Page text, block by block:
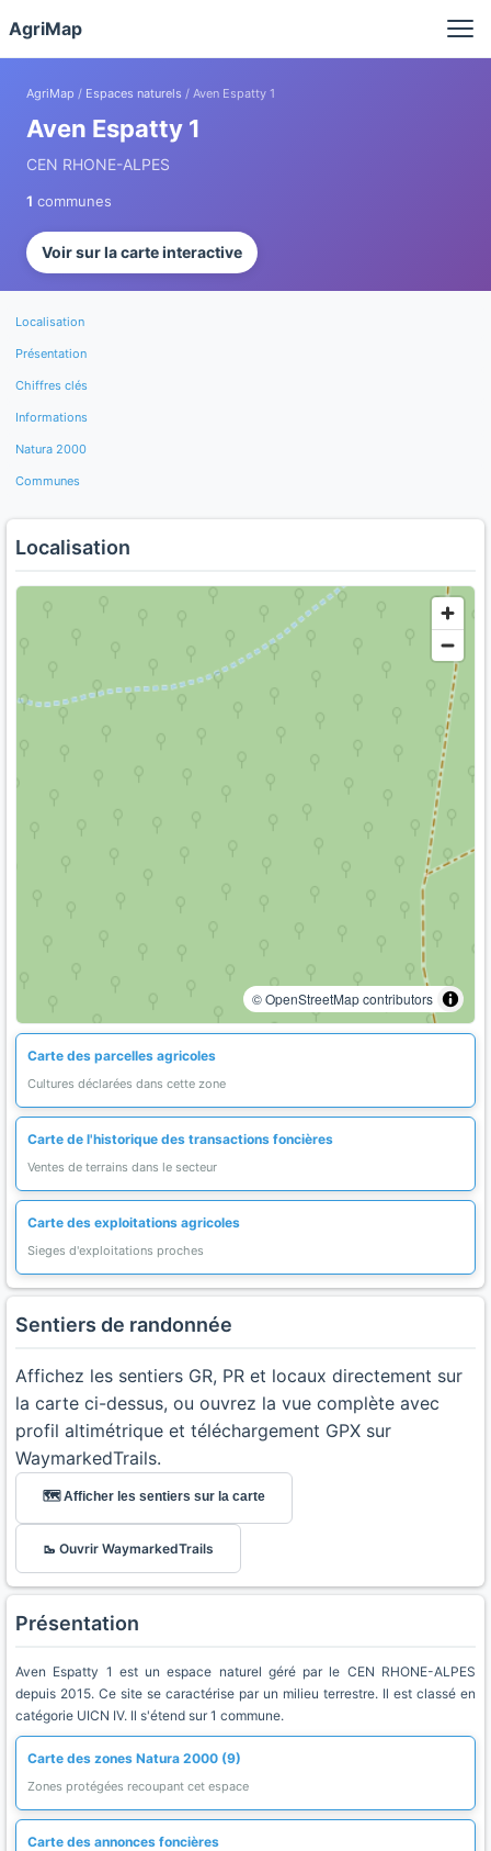
AgriMap
AgriMap / Espaces naturels / Aven Espatty 1
Aven Espatty 1
CEN RHONE-ALPES
1 communes
Voir sur la carte interactive
Localisation
Présentation
Chiffres clés
Informations
Natura 2000
Communes
Localisation
© OpenStreetMap contributors
Carte des parcelles agricoles
Cultures déclarées dans cette zone
Carte de l'historique des transactions foncières
Ventes de terrains dans le secteur
Carte des exploitations agricoles
Sieges d'exploitations proches
Sentiers de randonnée
Affichez les sentiers GR, PR et locaux directement sur
la carte ci-dessus, ou ouvrez la vue complète avec
profil altimétrique et téléchargement GPX sur
WaymarkedTrails.
🗺️ Afficher les sentiers sur la carte
🥾 Ouvrir WaymarkedTrails
Présentation
Aven Espatty 1 est un espace naturel géré par le CEN RHONE-ALPES
depuis 2015. Ce site se caractérise par un milieu terrestre. Il est classé en
catégorie UICN IV. Il s'étend sur 1 commune.
Carte des zones Natura 2000 (9)
Zones protégées recoupant cet espace
Carte des annonces foncières